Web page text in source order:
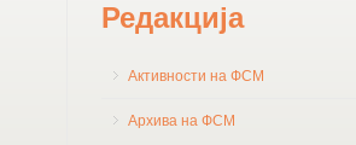
Редакција
Активности на ФСМ
Архива на ФСМ